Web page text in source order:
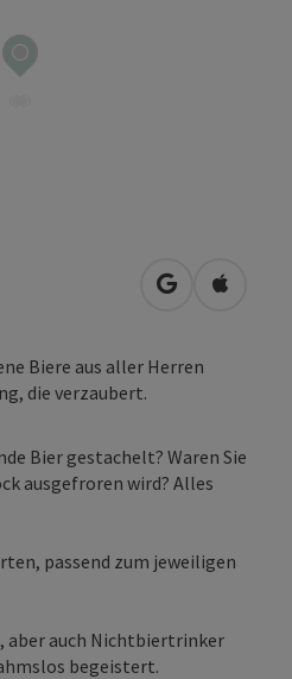
in Google
in
Biere aus aller Herren
die verzaubert.
Bier gestachelt? Waren Sie
ausgefroren wird? Alles
passend zum jeweiligen
auch Nichtbiertrinker
begeistert.